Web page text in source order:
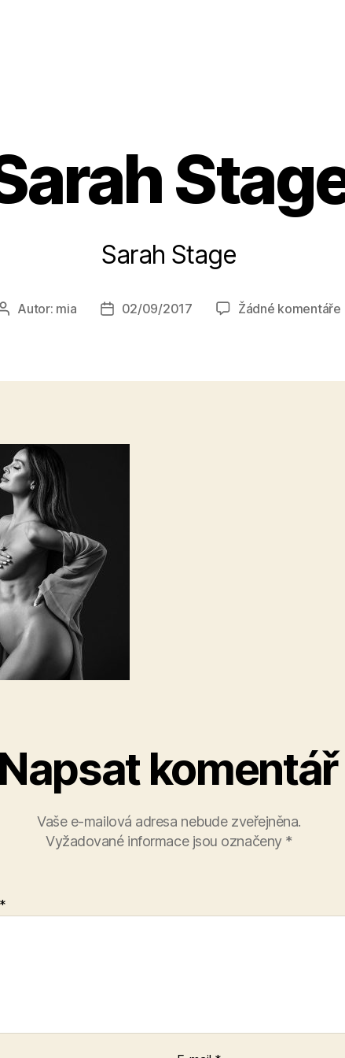
Sarah Stage
AutorAutor: mia
Datum
02/09/2017 Žádné komentářeu
Napsat komentář
Vaše e-mailová adresa nebude zveřejněna.
Vyžadované informace jsou označeny *
*